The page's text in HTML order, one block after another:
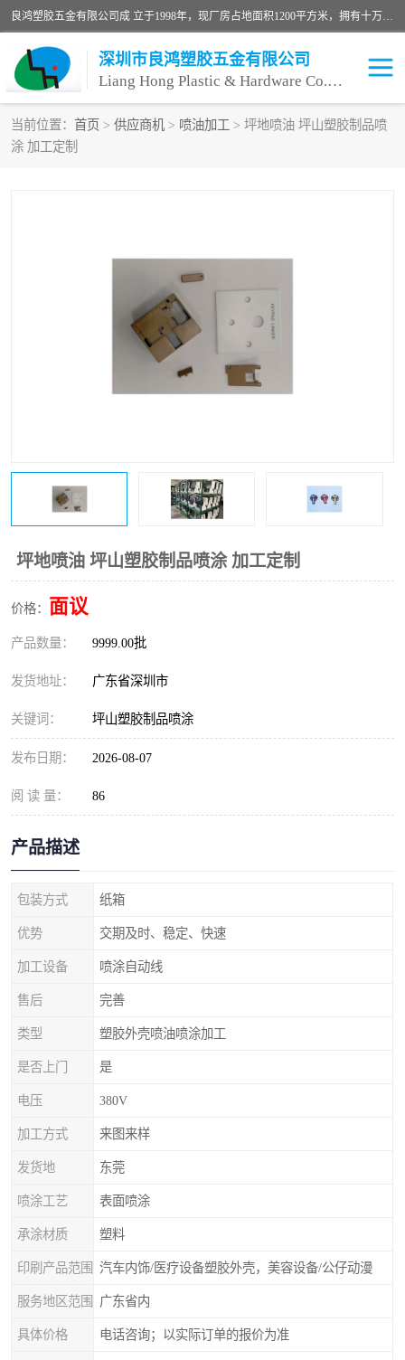
良鸿塑胶五金有限公司成 立于1998年，现厂房占地面积1200平方米，拥有十万级无尘车间，自动喷涂线1条，手动喷涂线2条，丝印移印滚印烫印拉线1条，本公司自建厂以来一直 以“顾客、品质、服务三个第一”为原则，从来货到处理、喷漆、烘烤、品检、包装等每一道工序都严格把持质量关，竭诚为广大朋友、客户服务。现如今已深得广 大客户信赖。
深圳市良鸿塑胶五金有限公司
Liang Hong Plastic & Hardware Co. Ltd
当前位置： 首页 > 供应商机 > 喷油加工 > 坪地喷油 坪山塑胶制品喷
涂 加工定制
坪地喷油 坪山塑胶制品喷涂 加工定制
价格： 面议
产品数量： 9999.00批
发货地址： 广东省深圳市
关键词： 坪山塑胶制品喷涂
发布日期： 2026-08-07
阅 读 量： 86
产品描述
包装方式 纸箱
优势 交期及时、稳定、快速
加工设备 喷涂自动线
售后 完善
类型 塑胶外壳喷油喷涂加工
是否上门 是
电压 380V
加工方式 来图来样
发货地 东莞
喷涂工艺 表面喷涂
承涂材质 塑料
印刷产品范围 汽车内饰/医疗设备塑胶外壳，美容设备/公仔动漫
服务地区范围 广东省内
具体价格 电话咨询；以实际订单的报价为准
喷油加工